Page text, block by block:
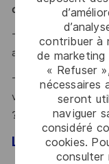
contribuer à
de marketing
« Refuser
nécessaires
seront
naviguer
considéré
cookies.
consulter
d'équipe
- Vous êtes
avec de bonnes
- Vous êtes à l’aise
vous savez
?
Le mot de